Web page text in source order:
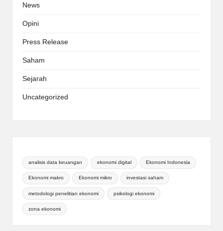
News
Opini
Press Release
Saham
Sejarah
Uncategorized
analisis data keuangan ekonomi digital Ekonomi Indonesia
Ekonomi makro Ekonomi mikro investasi saham
metodologi penelitian ekonomi psikologi ekonomi
zona ekonomi